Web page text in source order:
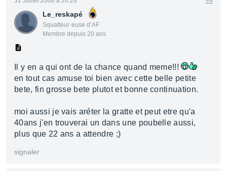
Le_reskapé
Squatteur·euse d’AF
Membre depuis 20 ans
Il y en a qui ont de la chance quand meme!!!
en tout cas amuse toi bien avec cette belle petite
bete, fin grosse bete plutot et bonne continuation.
moi aussi je vais aréter la gratte et peut etre qu'a
40ans j'en trouverai un dans une poubelle aussi,
plus que 22 ans a attendre ;)
signaler